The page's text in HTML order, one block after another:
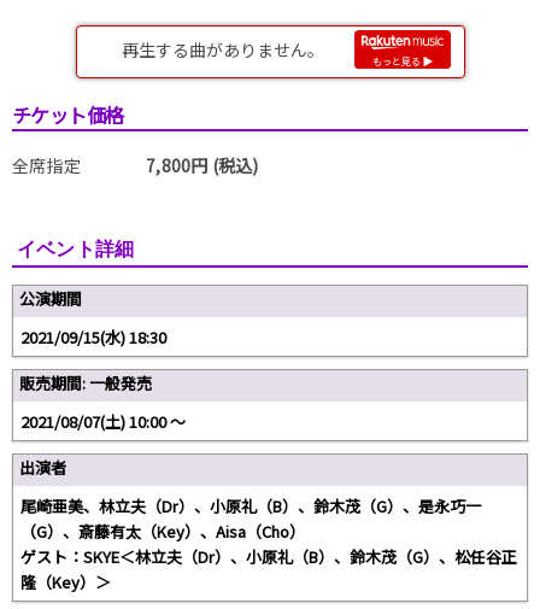
チケット価格
全席指定 7,800円 (税込)
イベント詳細
公演期間
2021/09/15(水) 18:30
販売期間: 一般発売
2021/08/07(土) 10:00 〜
出演者
尾崎亜美、林立夫（Dr）、小原礼（B）、鈴木茂（G）、是永巧一
（G）、斎藤有太（Key）、Aisa（Cho）
ゲスト：SKYE＜林立夫（Dr）、小原礼（B）、鈴木茂（G）、松任谷正
隆（Key）＞